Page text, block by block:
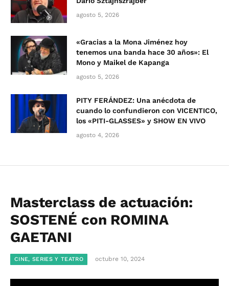
agosto 5, 2026
«Gracias a la Mona Jiménez hoy
tenemos una banda hace 30 años»: El
Mono y Maikel de Kapanga
agosto 5, 2026
PITY FERÁNDEZ: Una anécdota de
cuando lo confundieron con VICENTICO,
los «PITI-GLASSES» y SHOW EN VIVO
agosto 4, 2026
Masterclass de actuación:
SOSTENÉ con ROMINA
GAETANI
CINE, SERIES Y TEATRO octubre 10, 2024